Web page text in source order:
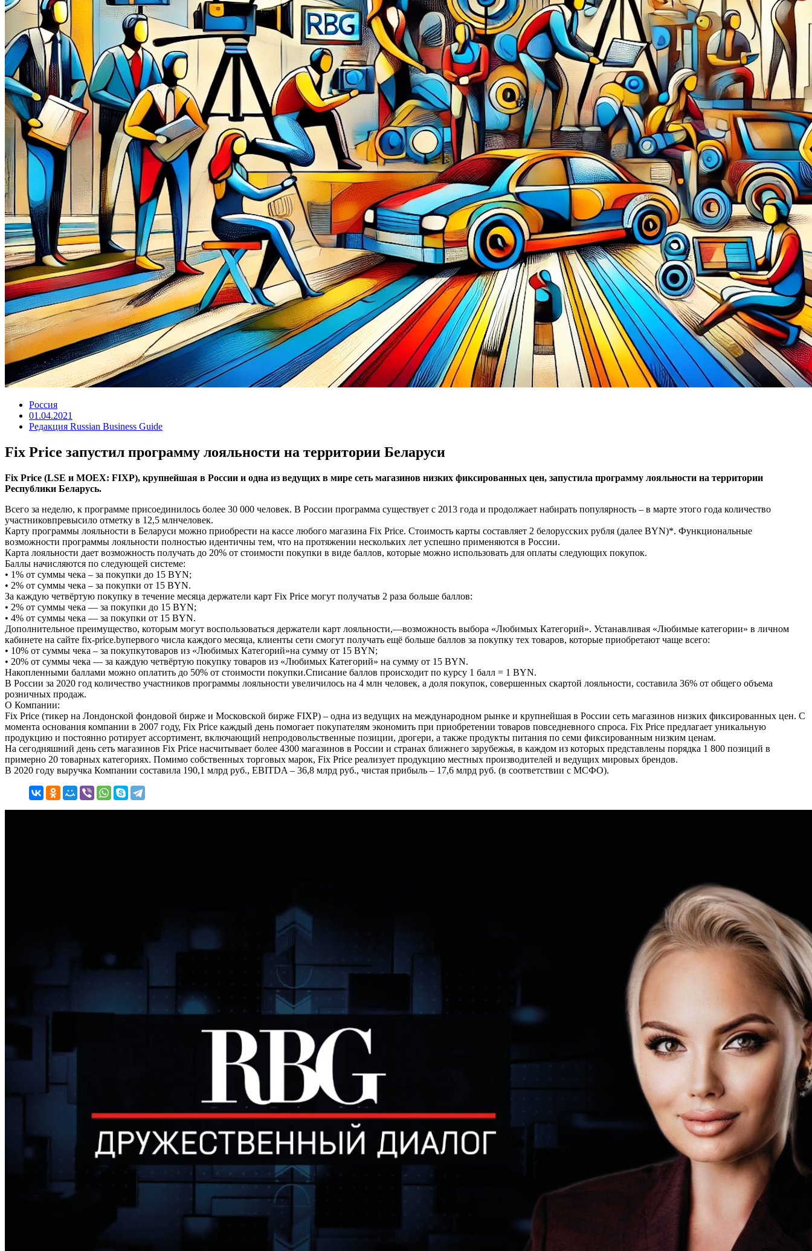
Россия
01.04.2021
Редакция Russian Business Guide
Fix Price запустил программу лояльности на территории Беларуси
Fix Price (LSE и MOEX: FIXP), крупнейшая в России и одна из ведущих в мире сеть магазинов низких фиксированных цен, запустила программу лояльности на территории
Республики Беларусь.
Всего за неделю, к программе присоединилось более 30 000 человек. В России программа существует с 2013 года и продолжает набирать популярность – в марте этого года количество
участниковпревысило отметку в 12,5 млнчеловек.
Карту программы лояльности в Беларуси можно приобрести на кассе любого магазина Fix Price. Стоимость карты составляет 2 белорусских рубля (далее BYN)*. Функциональные
возможности программы лояльности полностью идентичны тем, что на протяжении нескольких лет успешно применяются в России.
Карта лояльности дает возможность получать до 20% от стоимости покупки в виде баллов, которые можно использовать для оплаты следующих покупок.
Баллы начисляются по следующей системе:
• 1% от суммы чека – за покупки до 15 BYN;
• 2% от суммы чека – за покупки от 15 BYN.
За каждую четвёртую покупку в течение месяца держатели карт Fix Price могут получатьв 2 раза больше баллов:
• 2% от суммы чека — за покупки до 15 BYN;
• 4% от суммы чека — за покупки от 15 BYN.
Дополнительное преимущество, которым могут воспользоваться держатели карт лояльности,—возможность выбора «Любимых Категорий». Устанавливая «Любимые категории» в личном
кабинете на сайте fix-price.byпервого числа каждого месяца, клиенты сети смогут получать ещё больше баллов за покупку тех товаров, которые приобретают чаще всего:
• 10% от суммы чека – за покупкутоваров из «Любимых Категорий»на сумму от 15 BYN;
• 20% от суммы чека — за каждую четвёртую покупку товаров из «Любимых Категорий» на сумму от 15 BYN.
Накопленными баллами можно оплатить до 50% от стоимости покупки.Списание баллов происходит по курсу 1 балл = 1 BYN.
В России за 2020 год количество участников программы лояльности увеличилось на 4 млн человек, а доля покупок, совершенных скартой лояльности, составила 36% от общего объема
розничных продаж.
О Компании:
Fix Price (тикер на Лондонской фондовой бирже и Московской бирже FIXP) – одна из ведущих на международном рынке и крупнейшая в России сеть магазинов низких фиксированных цен. C
момента основания компании в 2007 году, Fix Price каждый день помогает покупателям экономить при приобретении товаров повседневного спроса. Fix Price предлагает уникальную
продукцию и постоянно ротирует ассортимент, включающий непродовольственные позиции, дрогери, а также продукты питания по семи фиксированным низким ценам.
На сегодняшний день сеть магазинов Fix Price насчитывает более 4300 магазинов в России и странах ближнего зарубежья, в каждом из которых представлены порядка 1 800 позиций в
примерно 20 товарных категориях. Помимо собственных торговых марок, Fix Price реализует продукцию местных производителей и ведущих мировых брендов.
В 2020 году выручка Компании составила 190,1 млрд руб., EBITDA – 36,8 млрд руб., чистая прибыль – 17,6 млрд руб. (в соответствии с МСФО).